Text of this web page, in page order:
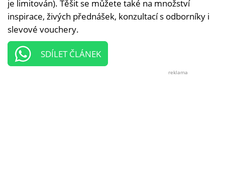
je limitován). Těšit se můžete také na množství
inspirace, živých přednášek, konzultací s odborníky i
slevové vouchery.
SDÍLET ČLÁNEK
reklama